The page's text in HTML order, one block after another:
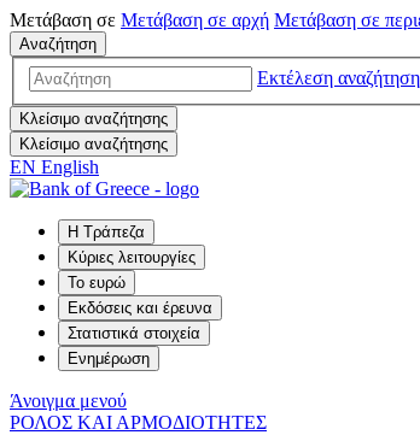
Μετάβαση σε Μετάβαση σε αρχή Μετάβαση σε
Αναζήτηση
Εκτέλεση
Κλείσιμο αναζήτησης
Κλείσιμο αναζήτησης
EN English
Η Τράπεζα
Κύριες λειτουργίες
Το ευρώ
Εκδόσεις και έρευνα
Στατιστικά στοιχεία
Ενημέρωση
Άνοιγμα μενού
ΡΟΛΟΣ ΚΑΙ ΑΡΜΟΔΙΟΤΗΤΕΣ